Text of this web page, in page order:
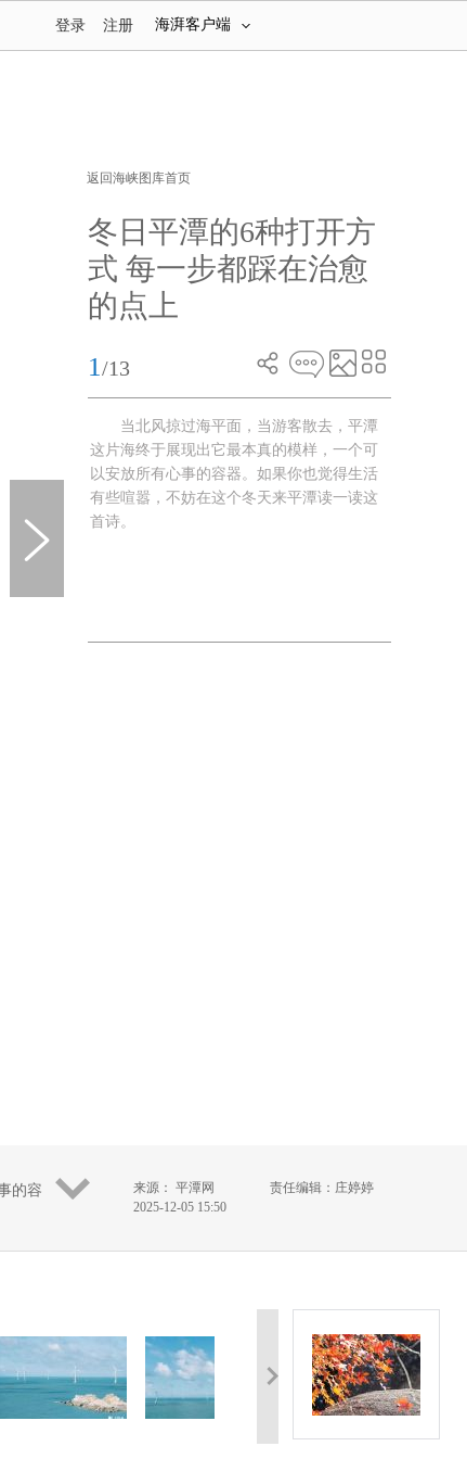
海湃客户端
登录 注册
返回海峡图库首页
冬日平潭的6种打开方
式 每一步都踩在治愈
的点上
1 /13
当北风掠过海平面，当游客散去，平潭
这片海终于展现出它最本真的模样，一个可
以安放所有心事的容器。如果你也觉得生活
有些喧嚣，不妨在这个冬天来平潭读一读这
首诗。
的容
来源： 平潭网
2025-12-05 15:50
责任编辑：庄婷婷